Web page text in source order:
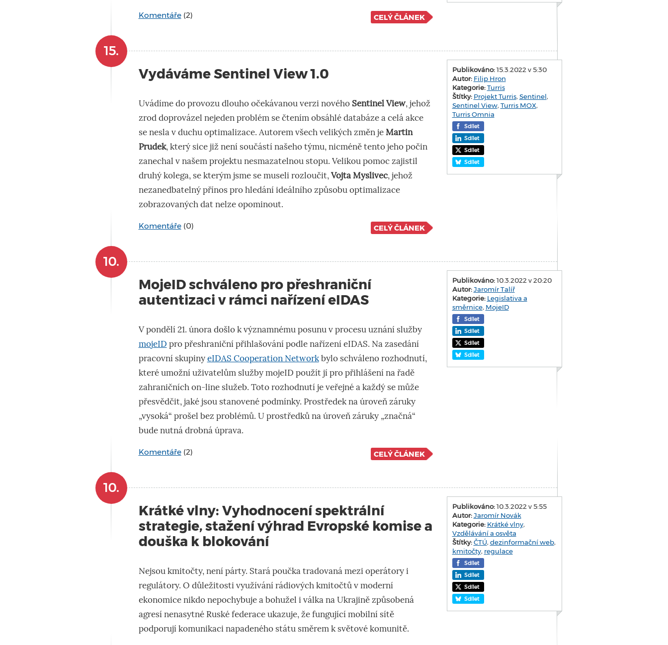
Komentáře (2) CELÝ ČLÁNEK
Vydáváme Sentinel View 1.0
15.
Uvádíme do provozu dlouho očekávanou verzi nového Sentinel View, jehož
zrod doprovázel nejeden problém se čtením obsáhlé databáze a celá akce
se nesla v duchu optimalizace. Autorem všech velikých změn jeMartin
Prudek, který sice již není součástí našeho týmu, nicméně tento jeho počin
zanechal v našem projektu nesmazatelnou stopu. Velikou pomoc zajistil
druhý kolega, se kterým jsme se museli rozloučit,Vojta Myslivec, jehož
nezanedbatelný přínos pro hledání ideálního způsobu optimalizace
zobrazovaných dat nelze opominout.
Komentáře (0) CELÝ ČLÁNEK
Publikováno:15.3.2022 v 5:30
Autor: Filip Hron
Kategorie: Turris
Štítky: Projekt Turris, Sentinel,
Sentinel View, Turris MOX,
Turris Omnia
Sdílet
Sdílet
Sdílet
Sdílet
MojeID schváleno pro přeshraniční
autentizaci v rámci nařízení eIDAS
10.
V pondělí 21. února došlo k významnému posunu v procesu uznání služby
mojeID pro přeshraniční přihlašování podle nařízení eIDAS. Na zasedání
pracovní skupinyeIDAS Cooperation Networkbylo schváleno rozhodnutí,
které umožní uživatelům služby mojeID použít jí pro přihlášení na řadě
zahraničních on-line služeb. Toto rozhodnutí je veřejné a každý se může
přesvědčit, jaké jsou stanovené podmínky. Prostředek na úroveň záruky
„vysoká“ prošel bez problémů. U prostředků na úroveň záruky „značná“
bude nutná drobná úprava.
Komentáře (2) CELÝ ČLÁNEK
Publikováno:10.3.2022 v 20:20
Autor: Jaromír Talíř
Kategorie: Legislativa a
směrnice, MojeID
Sdílet
Sdílet
Sdílet
Sdílet
Krátké vlny: Vyhodnocení spektrální
strategie, stažení výhrad Evropské komise a
douška k blokování
10.
Nejsou kmitočty, není párty. Stará poučka tradovaná mezi operátory i
regulátory. O důležitosti využívání rádiových kmitočtů v moderní
ekonomice nikdo nepochybuje a bohužel i válka na Ukrajině způsobená
agresí nenasytné Ruské federace ukazuje, že fungující mobilní sítě
podporují komunikaci napadeného státu směrem k světové komunitě.
Publikováno:10.3.2022 v 5:55
Autor: Jaromír Novák
Kategorie: Krátké vlny,
Vzdělávání a osvěta
Štítky: ČTÚ, dezinformační web,
kmitočty, regulace
Sdílet
Sdílet
Sdílet
Sdílet